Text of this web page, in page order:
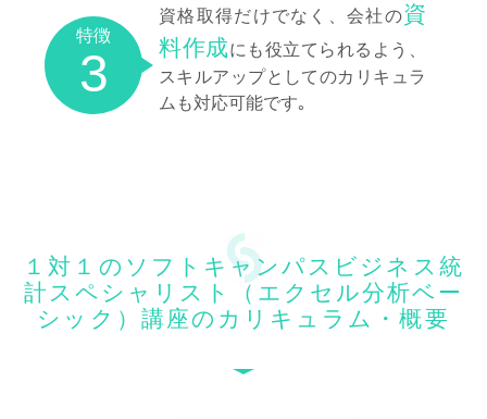
特徴
3
資格取得だけでなく、会社の資
料作成にも役立てられるよう、
スキルアップとしてのカリキュラ
ムも対応可能です｡
１対１のソフトキャンパスビジネス統
計スペシャリスト（エクセル分析ベー
シック）講座のカリキュラム・概要